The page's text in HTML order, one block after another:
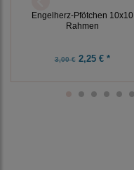
Engelherz-Pfötchen 10x10
Rahmen
3,00 €2,25 € *